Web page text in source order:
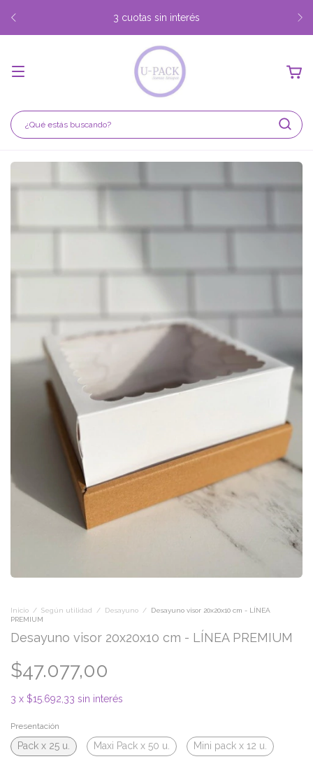
3 cuotas sin interés
Inicio / Según utilidad / Desayuno /
Desayuno visor 20x20x10 cm - LÍNEA
PREMIUM
Desayuno visor 20x20x10 cm - LÍNEA PREMIUM
$47.077,00
3 x $15.692,33 sin interés
Presentación
Pack x 25 u. Maxi Pack x 50 u. Mini pack x 12 u.